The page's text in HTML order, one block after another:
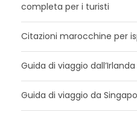
completa per i turisti
Citazioni marocchine per
Guida di viaggio
Guida di viaggio da